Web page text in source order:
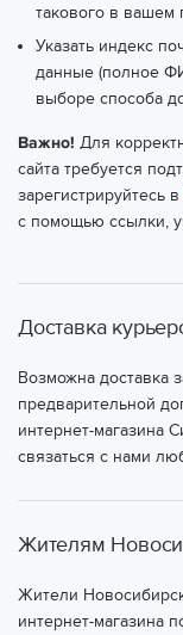
такового в вашем
Указать индекс
данные (полное
выборе способа
Важно! Для
сайта требуется
зарегистрируйтесь в
с помощью ссылки,
Доставка
Возможна доставка
предварительной
интернет-магазина
связаться с нами
Жителям
Жители
интернет-магазина